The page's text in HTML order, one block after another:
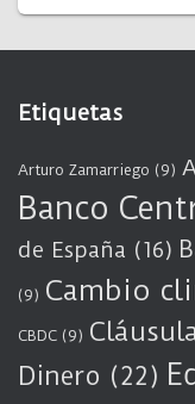
Etiquetas
Arturo Zamarriego (9)
Banco
de España (16)
(9) Cambio
CBDC (9)
Dinero (22)